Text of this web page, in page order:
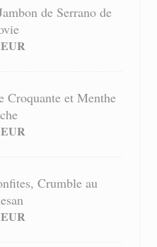
de Serrano de
Croquante et Menthe
Crumble au